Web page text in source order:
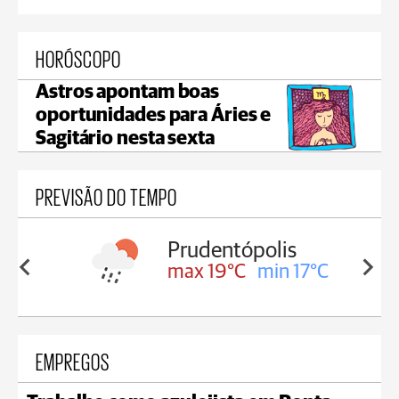
HORÓSCOPO
Astros apontam boas
oportunidades para Áries e
Sagitário nesta sexta
PREVISÃO DO TEMPO
17°C
Ivaí
max 23°C min 19°C
EMPREGOS